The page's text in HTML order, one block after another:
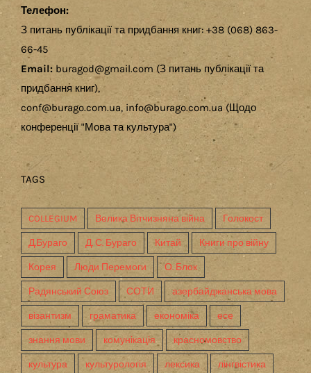
Телефон:
З питань публікації та придбання книг: +38 (068) 863-
66-45
Email: buragod@gmail.com (З питань публікації та
придбання книг),
conf@burago.com.ua, info@burago.com.ua (Щодо
конференції "Мова та культура")
TAGS
COLLEGIUM Велика Вітчизняна війна Голокост
Д.Бураго Д. С. Бураго Китай Книги про війну
Корея Люди Перемоги О. Блок
Радянський Союз СОТИ азербайджанська мова
візантизм граматика економіка есе
знання мови комунікація красномовство
культура культурологія лексика лінгвістика